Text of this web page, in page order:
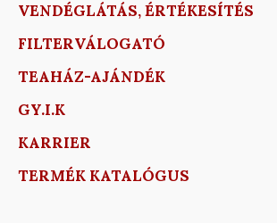
VENDÉGLÁTÁS, ÉRTÉKESÍTÉS
FILTERVÁLOGATÓ
TEAHÁZ-AJÁNDÉK
GY.I.K
KARRIER
TERMÉK KATALÓGUS